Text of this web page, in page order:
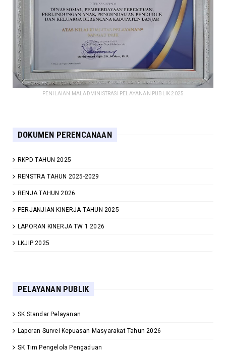
PENILAIAN MALADMINISTRASI PELAYANAN PUBLIK 2025
DOKUMEN PERENCANAAN
RKPD TAHUN 2025
RENSTRA TAHUN 2025-2029
RENJA TAHUN 2026
PERJANJIAN KINERJA TAHUN 2025
LAPORAN KINERJA TW 1 2026
LKJIP 2025
PELAYANAN PUBLIK
SK Standar Pelayanan
Laporan Survei Kepuasan Masyarakat Tahun 2026
SK Tim Pengelola Pengaduan